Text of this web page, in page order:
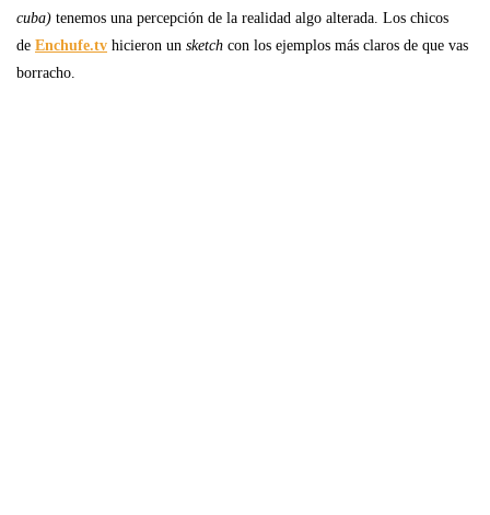
cuba) tenemos una percepción de la realidad algo alterada. Los chicos
de Enchufe.tv hicieron un sketch con los ejemplos más claros de que vas
borracho.